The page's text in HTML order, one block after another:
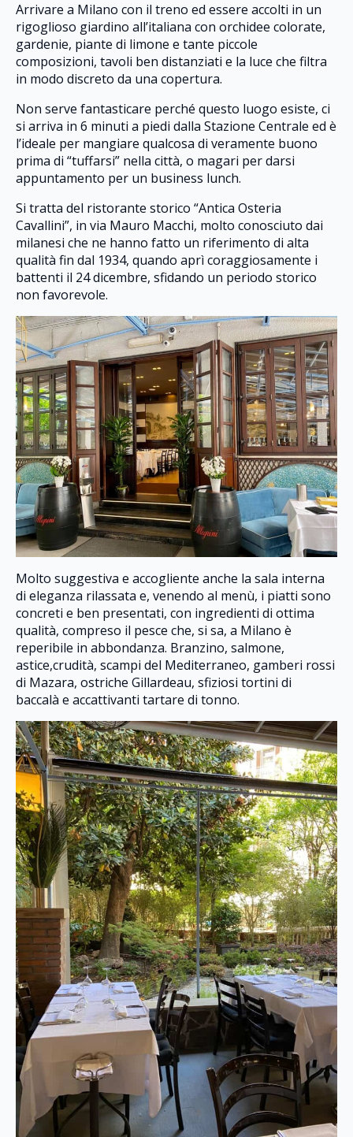
Arrivare a Milano con il treno ed essere accolti in un
rigoglioso giardino all’italiana con orchidee colorate,
gardenie, piante di limone e tante piccole
composizioni, tavoli ben distanziati e la luce che filtra
in modo discreto da una copertura.
Non serve fantasticare perché questo luogo esiste, ci
si arriva in 6 minuti a piedi dalla Stazione Centrale ed è
l’ideale per mangiare qualcosa di veramente buono
prima di “tuffarsi” nella città, o magari per darsi
appuntamento per un business lunch.
Si tratta del ristorante storico “Antica Osteria
Cavallini”, in via Mauro Macchi, molto conosciuto dai
milanesi che ne hanno fatto un riferimento di alta
qualità fin dal 1934, quando aprì coraggiosamente i
battenti il 24 dicembre, sfidando un periodo storico
non favorevole.
Molto suggestiva e accogliente anche la sala interna
di eleganza rilassata e, venendo al menù, i piatti sono
concreti e ben presentati, con ingredienti di ottima
qualità, compreso il pesce che, si sa, a Milano è
reperibile in abbondanza. Branzino, salmone,
astice,crudità, scampi del Mediterraneo, gamberi rossi
di Mazara, ostriche Gillardeau, sfiziosi tortini di
baccalà e accattivanti tartare di tonno.